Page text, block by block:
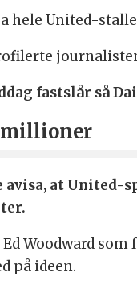
hele United-
fastslår så
millioner
avisa, at United-
Woodward
på ideen.